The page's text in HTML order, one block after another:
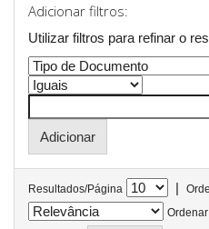
Adicionar filtros:
Utilizar filtros para refinar o
Resultados/Página |
Ordenar